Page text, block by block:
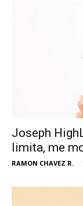
Joseph
limita, me
RAMON CHAVEZ R. -